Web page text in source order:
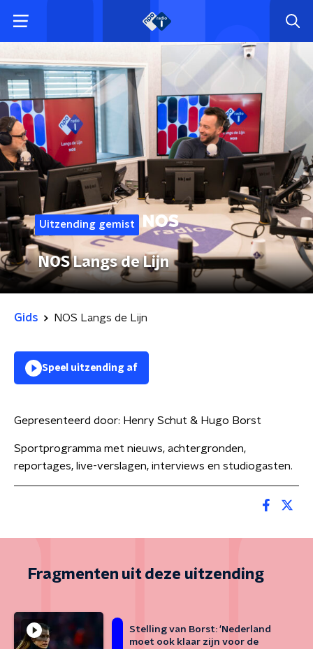
Uitzending gemist
NOS Langs de Lijn
Gids NOS Langs de Lijn
Speel uitzending af
Gepresenteerd door: Henry Schut & Hugo Borst
Sportprogramma met nieuws, achtergronden,
reportages, live-verslagen, interviews en studiogasten.
Fragmenten uit deze uitzending
Stelling van Borst: 'Nederland
moet ook klaar zijn voor de